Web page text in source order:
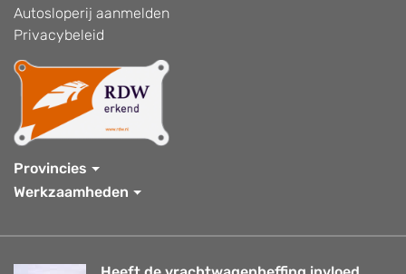
Autosloperij aanmelden
Privacybeleid
Provincies
Werkzaamheden